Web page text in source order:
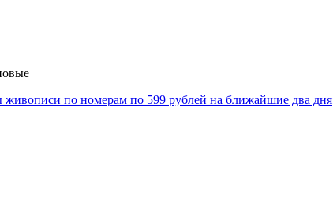
по номерам по 599 рублей на ближайшие два дня